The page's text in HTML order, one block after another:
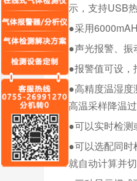
示，支持USB
●采用
●声光报警、振
●报警值可设，
●高精度温湿
高温采样降温
●可以实时检测
●可以选配同
就自动计算并